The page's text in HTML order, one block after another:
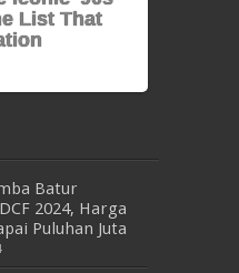
Batur
2024, Harga
Puluhan Juta